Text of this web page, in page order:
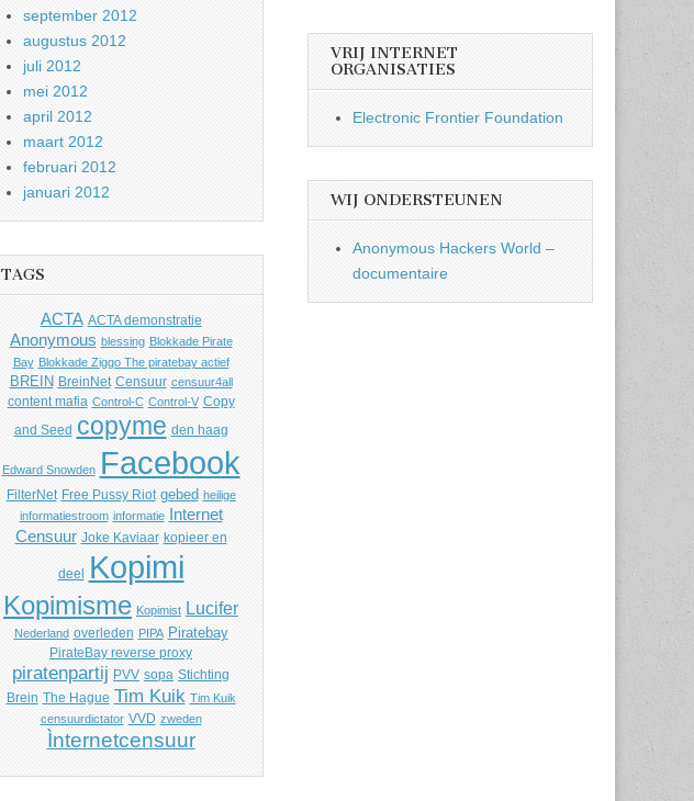
september 2012
augustus 2012
juli 2012
mei 2012
april 2012
maart 2012
februari 2012
januari 2012
TAGS
ACTA ACTA demonstratie
Anonymous blessing Blokkade Pirate
Bay Blokkade Ziggo The piratebay actief
BREIN BreinNet Censuur censuur4all
content mafia Control-C Control-V Copy
and Seed copyme den haag
Edward Snowden Facebook
FilterNet Free Pussy Riot gebed heilige
informatiestroom informatie Internet
Censuur Joke Kaviaar kopieer en
deel Kopimi
Kopimisme Kopimist Lucifer
Nederland overleden PIPA Piratebay
PirateBay reverse proxy
piratenpartij PVV sopa Stichting
Brein The Hague Tim Kuik Tim Kuik
censuurdictator VVD zweden
Ìnternetcensuur
VRIJ INTERNET
ORGANISATIES
Electronic Frontier Foundation
WIJ ONDERSTEUNEN
Anonymous Hackers World –
documentaire